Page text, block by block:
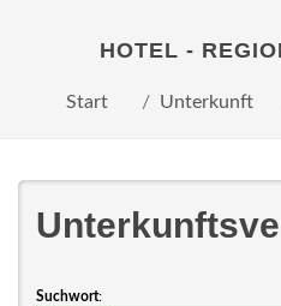
HOTEL -
Start Unterkunft
Suchwort: